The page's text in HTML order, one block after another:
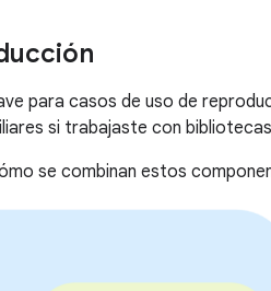
para casos de uso de
si trabajaste con
se combinan estos